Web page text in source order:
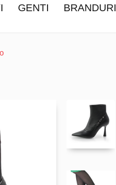
GENTI BRANDURI